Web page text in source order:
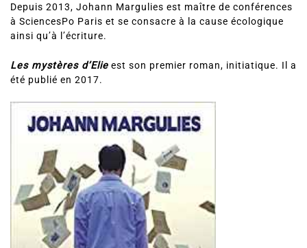
Depuis 2013, Johann Margulies est maître de conférences
à SciencesPo Paris et se consacre à la cause écologique
ainsi qu’à l’écriture.
Les mystères d’Elie est son premier roman, initiatique. Il a
été publié en 2017.